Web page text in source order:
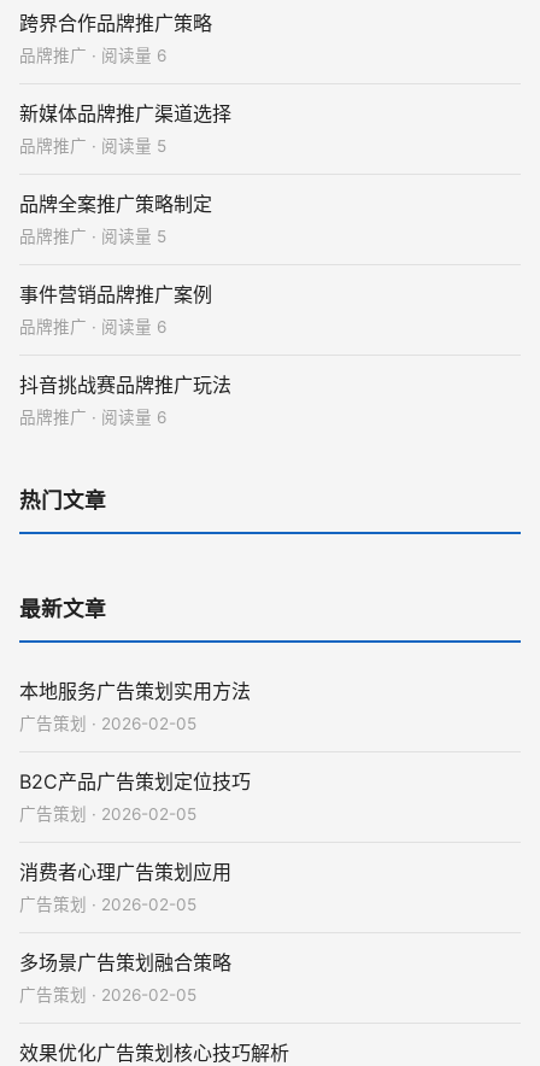
跨界合作品牌推广策略
品牌推广 · 阅读量 6
新媒体品牌推广渠道选择
品牌推广 · 阅读量 5
品牌全案推广策略制定
品牌推广 · 阅读量 5
事件营销品牌推广案例
品牌推广 · 阅读量 6
抖音挑战赛品牌推广玩法
品牌推广 · 阅读量 6
热门文章
最新文章
本地服务广告策划实用方法
广告策划 · 2026-02-05
B2C产品广告策划定位技巧
广告策划 · 2026-02-05
消费者心理广告策划应用
广告策划 · 2026-02-05
多场景广告策划融合策略
广告策划 · 2026-02-05
效果优化广告策划核心技巧解析